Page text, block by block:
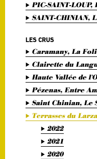
PIC-SAINT-LOUP,
SAINT-CHINIAN,
LES CRUS
Caramany, La
Clairette du
Haute Vallée de
Pézenas, Entre
Saint Chinian, Le
Terrasses du
2022
2021
2020